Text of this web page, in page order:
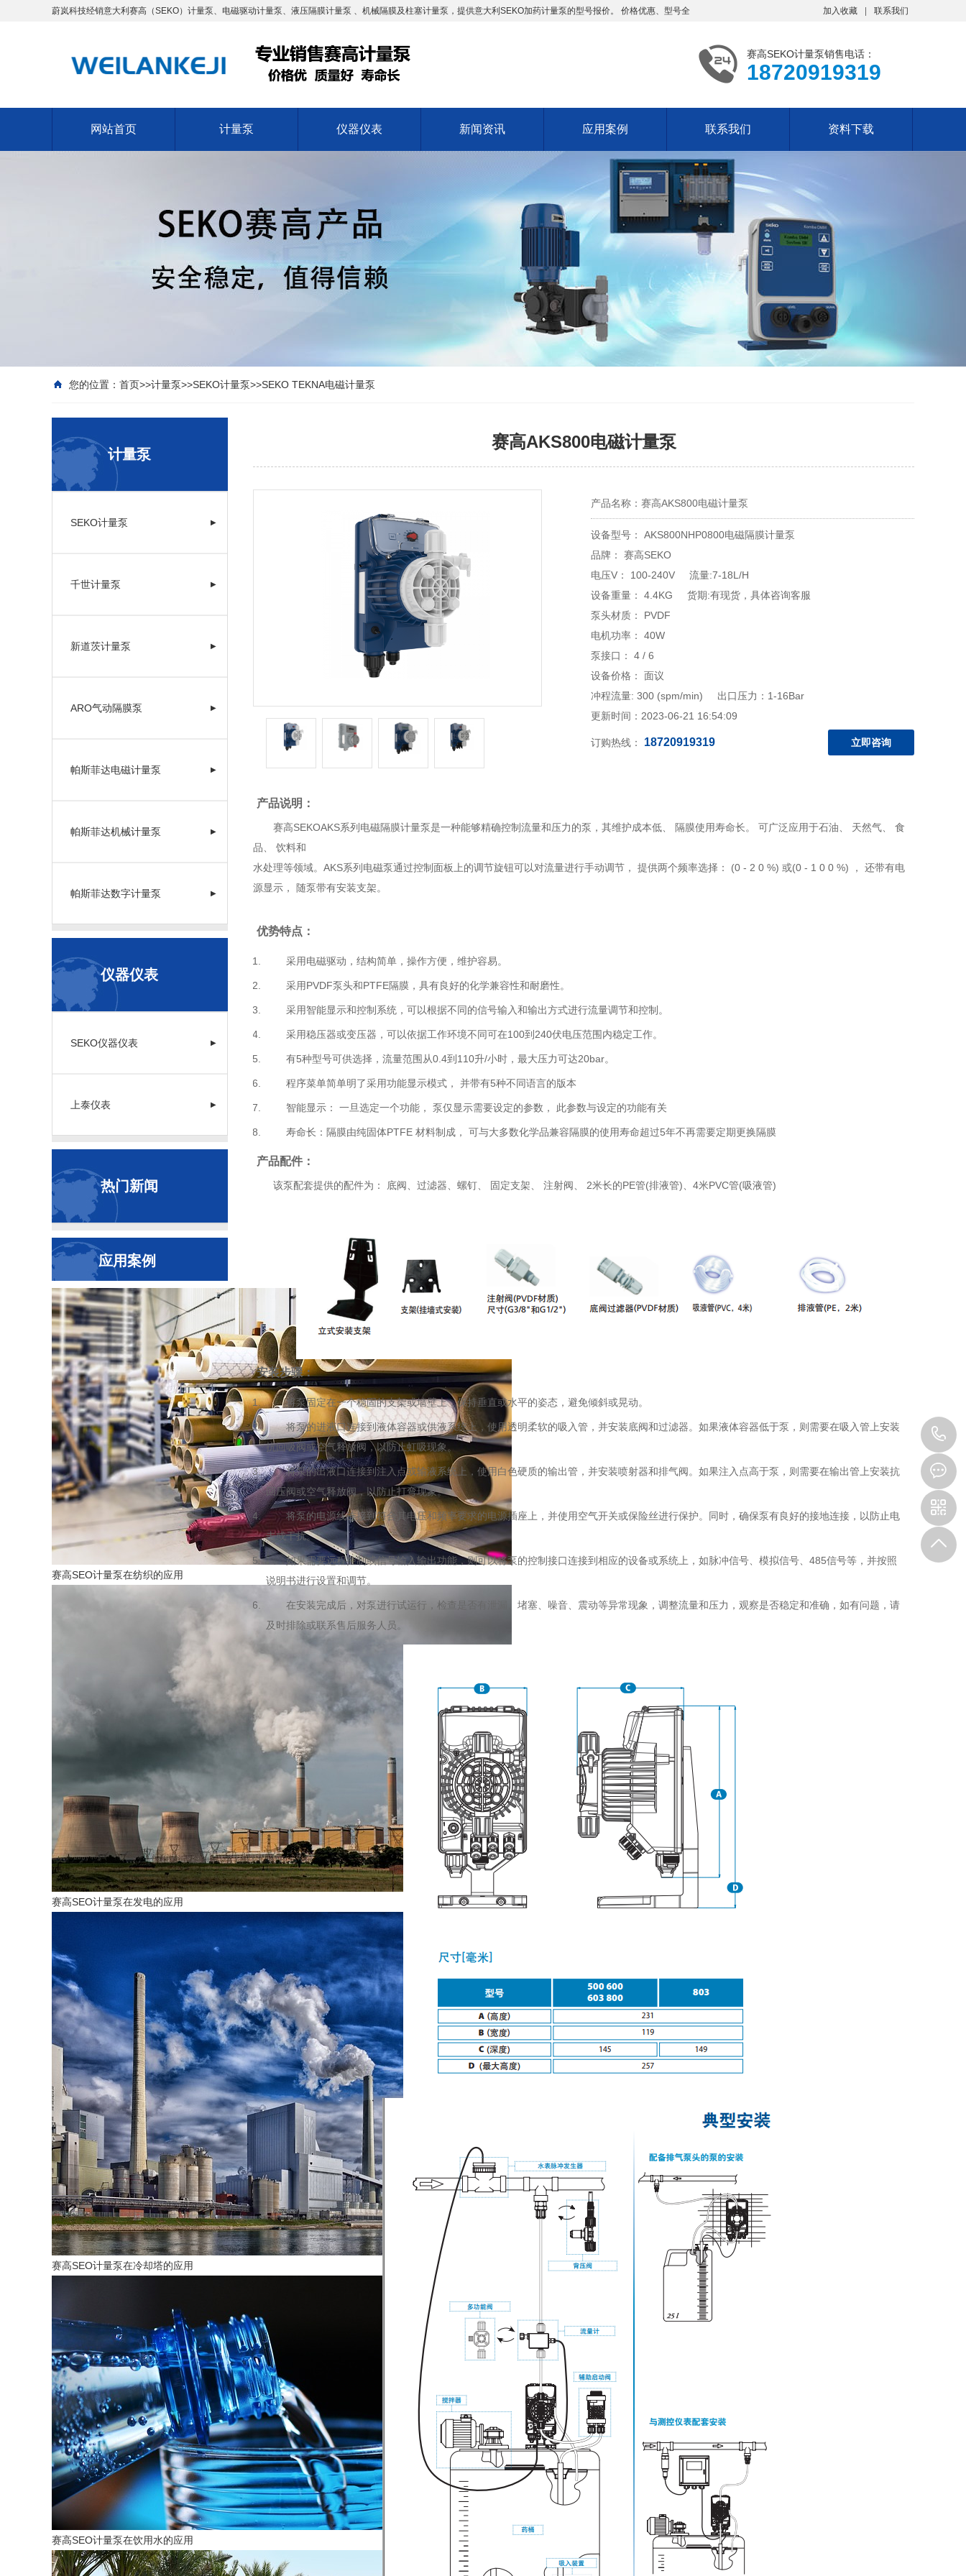
蔚岚科技经销意大利赛高（SEKO）计量泵、电磁驱动计量泵、液压隔膜计量泵 、机械隔膜及柱塞计量泵，提供意大利SEKO加药计量泵的型号报价。 价格优惠、型号全 加入收藏 联系我们
赛高SEKO计量泵销售电话：
18720919319
网站首页 计量泵 仪器仪表 新闻资讯 应用案例 联系我们 资料下载
您的位置： 首页>>计量泵>>SEKO计量泵>>SEKO TEKNA电磁计量泵
计量泵
SEKO计量泵 ▶
千世计量泵 ▶
新道茨计量泵 ▶
ARO气动隔膜泵 ▶
帕斯菲达电磁计量泵 ▶
帕斯菲达机械计量泵 ▶
帕斯菲达数字计量泵 ▶
仪器仪表
SEKO仪器仪表 ▶
上泰仪表 ▶
热门新闻
应用案例
赛高SEO计量泵在纺织的应用
赛高SEO计量泵在发电的应用
赛高SEO计量泵在冷却塔的应用
赛高SEO计量泵在饮用水的应用
赛高AKS800电磁计量泵
产品名称：赛高AKS800电磁计量泵
设备型号： AKS800NHP0800电磁隔膜计量泵
品牌：
电压V： 100-240V 流量:7-18L/H
设备重量： 4.4KG 货期:有现货，具体咨询客服
泵头材质： PVDF
电机功率： 40W
泵接口： 4 / 6
设备价格： 面议
冲程流量: 300 (spm/min) 出口压力：1-16Bar
更新时间：2023-06-21 16:54:09
订购热线： 18720919319 立即咨询
产品说明：
赛高SEKOAKS系列电磁隔膜计量泵是一种能够精确控制流量和压力的泵，其维护成本低、 隔膜使用寿命长。 可广泛应用于石油、 天然气、 食
品、 饮料和
水处理等领域。 AKS系列电磁泵通过控制面板上的调节旋钮可以对流量进行手动调节， 提供两个频率选择： (0 - 2 0 %) 或(0 - 1 0 0 %) ， 还带有电
源显示， 随泵带有安装支架。
优势特点：
采用电磁驱动，结构简单，操作方便，维护容易。
采用PVDF泵头和PTFE隔膜，具有良好的化学兼容性和耐磨性。
采用智能显示和控制系统，可以根据不同的信号输入和输出方式进行流量调节和控制。
采用稳压器或变压器，可以依据工作环境不同可在100到240伏电压范围内稳定工作。
有5种型号可供选择，流量范围从0.4到110升/小时，最大压力可达20bar。
程序菜单简单明了采用功能显示模式， 并带有5种不同语言的版本
智能显示： 一旦选定一个功能， 泵仅显示需要设定的参数， 此参数与设定的功能有关
寿命长：隔膜由纯固体PTFE 材料制成， 可与大多数化学品兼容隔膜的使用寿命超过5年不再需要定期更换隔膜
产品配件：
该泵配套提供的配件为： 底阀、过滤器、螺钉、 固定支架、 注射阀、 2米长的PE管(排液管)、4米PVC管(吸液管)
安装步骤：
将泵固定在一个稳固的支架或墙壁上，保持垂直或水平的姿态，避免倾斜或晃动。
将泵的进液口连接到液体容器或供液系统上，使用透明柔软的吸入管，并安装底阀和过滤器。如果液体容器低于泵，则需要在吸入管上安装
抗回吸阀或空气释放阀，以防止虹吸现象。
将泵的出液口连接到注入点或输液系统上，使用白色硬质的输出管，并安装喷射器和排气阀。如果注入点高于泵，则需要在输出管上安装抗
回压阀或空气释放阀，以防止打弯现象。
将泵的电源线连接到符合其电压和频率要求的电源插座上，并使用空气开关或保险丝进行保护。同时，确保泵有良好的接地连接，以防止电
击或干扰。
如果需要远程控制或信号输入输出功能，则可以将泵的控制接口连接到相应的设备或系统上，如脉冲信号、模拟信号、485信号等，并按照
说明书进行设置和调节。
在安装完成后，对泵进行试运行，检查是否有泄漏、堵塞、噪音、震动等异常现象，调整流量和压力，观察是否稳定和准确，如有问题，请
及时排除或联系售后服务人员。